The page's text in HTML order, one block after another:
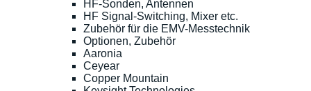
HF-Sonden, Antennen
HF Signal-Switching, Mixer etc.
Zubehör für die EMV-Messtechnik
Optionen, Zubehör
Aaronia
Ceyear
Copper Mountain